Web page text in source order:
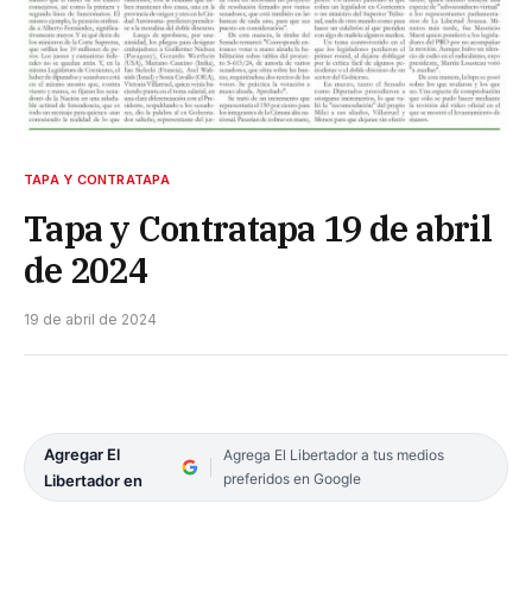
TAPA Y CONTRATAPA
Tapa y Contratapa 19 de abril
de 2024
19 de abril de 2024
Agregar El
Libertador en
Agrega El Libertador a tus medios
preferidos en Google